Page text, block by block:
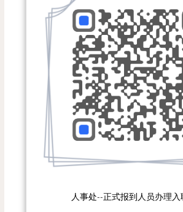
人事处--正式报到人员办理入